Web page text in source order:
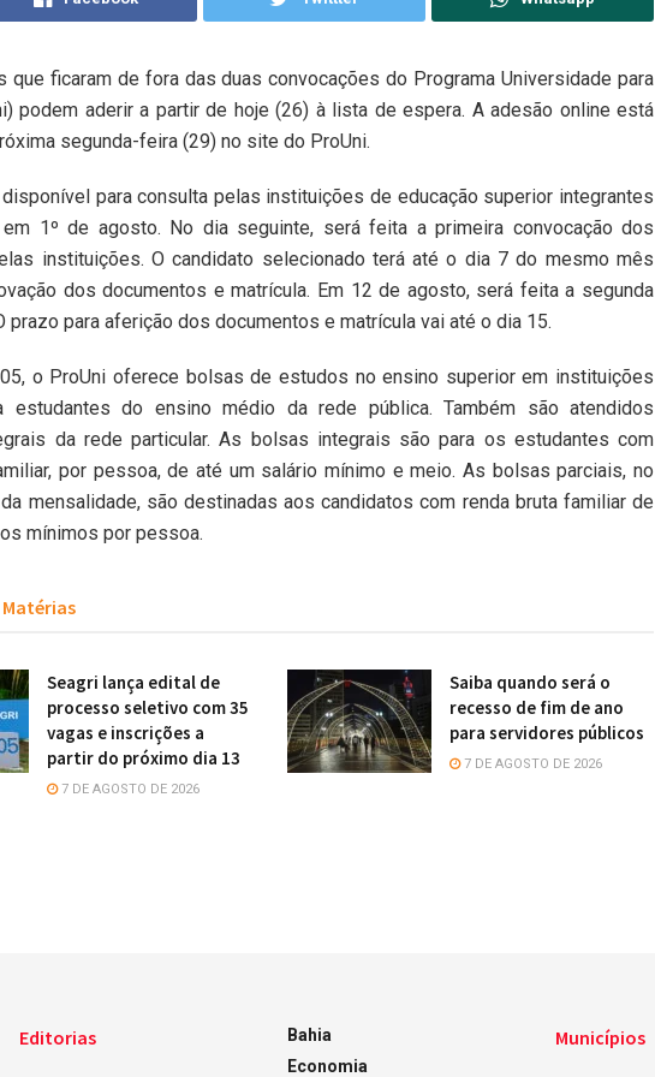
que ficaram de fora das duas convocações do Programa Universidade para
podem aderir a partir de hoje (26) à lista de espera. A adesão online está
segunda-feira (29) no site do ProUni.
para consulta pelas instituições de educação superior integrantes
1º de agosto. No dia seguinte, será feita a primeira convocação dos
instituições. O candidato selecionado terá até o dia 7 do mesmo mês
dos documentos e matrícula. Em 12 de agosto, será feita a segunda
prazo para aferição dos documentos e matrícula vai até o dia 15.
o ProUni oferece bolsas de estudos no ensino superior em instituições
estudantes do ensino médio da rede pública. Também são atendidos
da rede particular. As bolsas integrais são para os estudantes com
por pessoa, de até um salário mínimo e meio. As bolsas parciais, no
mensalidade, são destinadas aos candidatos com renda bruta familiar de
mínimos por pessoa.
Matérias
Seagri lança edital de
processo seletivo com 35
vagas e inscrições a
partir do próximo dia 13
7 DE AGOSTO DE 2026
Saiba quando será o
recesso de fim de ano
para servidores públicos
7 DE AGOSTO DE 2026
Editorias
Bahia
Economia
Municípios